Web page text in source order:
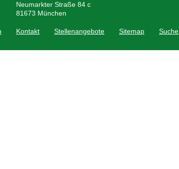
Neumarkter Straße 84 c
81673 München
Kontakt Stellenangebote Sitemap Suche